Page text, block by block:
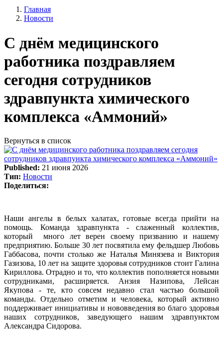
Строка
навигации
Главная
Новости
С днём медицинского
работника поздравляем
сегодня сотрудников
здравпункта химического
комплекса «Аммоний»
Вернуться в список
Published: 21 июня 2026
Тип: Новости
Поделиться:
Наши ангелы в белых халатах, готовые всегда прийти на
помощь. Команда здравпункта - слаженный коллектив,
который много лет верен своему призванию и нашему
предприятию. Больше 30 лет посвятила ему фельдшер Любовь
Габбасова, почти столько же Наталья Минязева и Виктория
Газизова, 10 лет на защите здоровья сотрудников стоит Галина
Кириллова. Отрадно и то, что коллектив пополняется новыми
сотрудниками, расширяется. Анзия Назипова, Лейсан
Якупова - те, кто совсем недавно стал частью большой
команды. Отдельно отметим и человека, который активно
поддерживает инициативы и нововведения во благо здоровья
наших сотрудников, заведующего нашим здравпунктом
Александра Сидорова.